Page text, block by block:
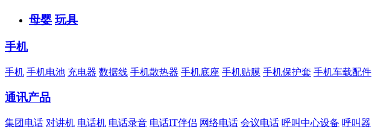
母婴 玩具
手机
手机 手机电池 充电器 数据线 手机散热器 手机底座 手机贴膜 手机保护套 手机车载配件
通讯产品
集团电话 对讲机 电话机 电话录音 电话IT伴侣 网络电话 会议电话 呼叫中心设备 呼叫器